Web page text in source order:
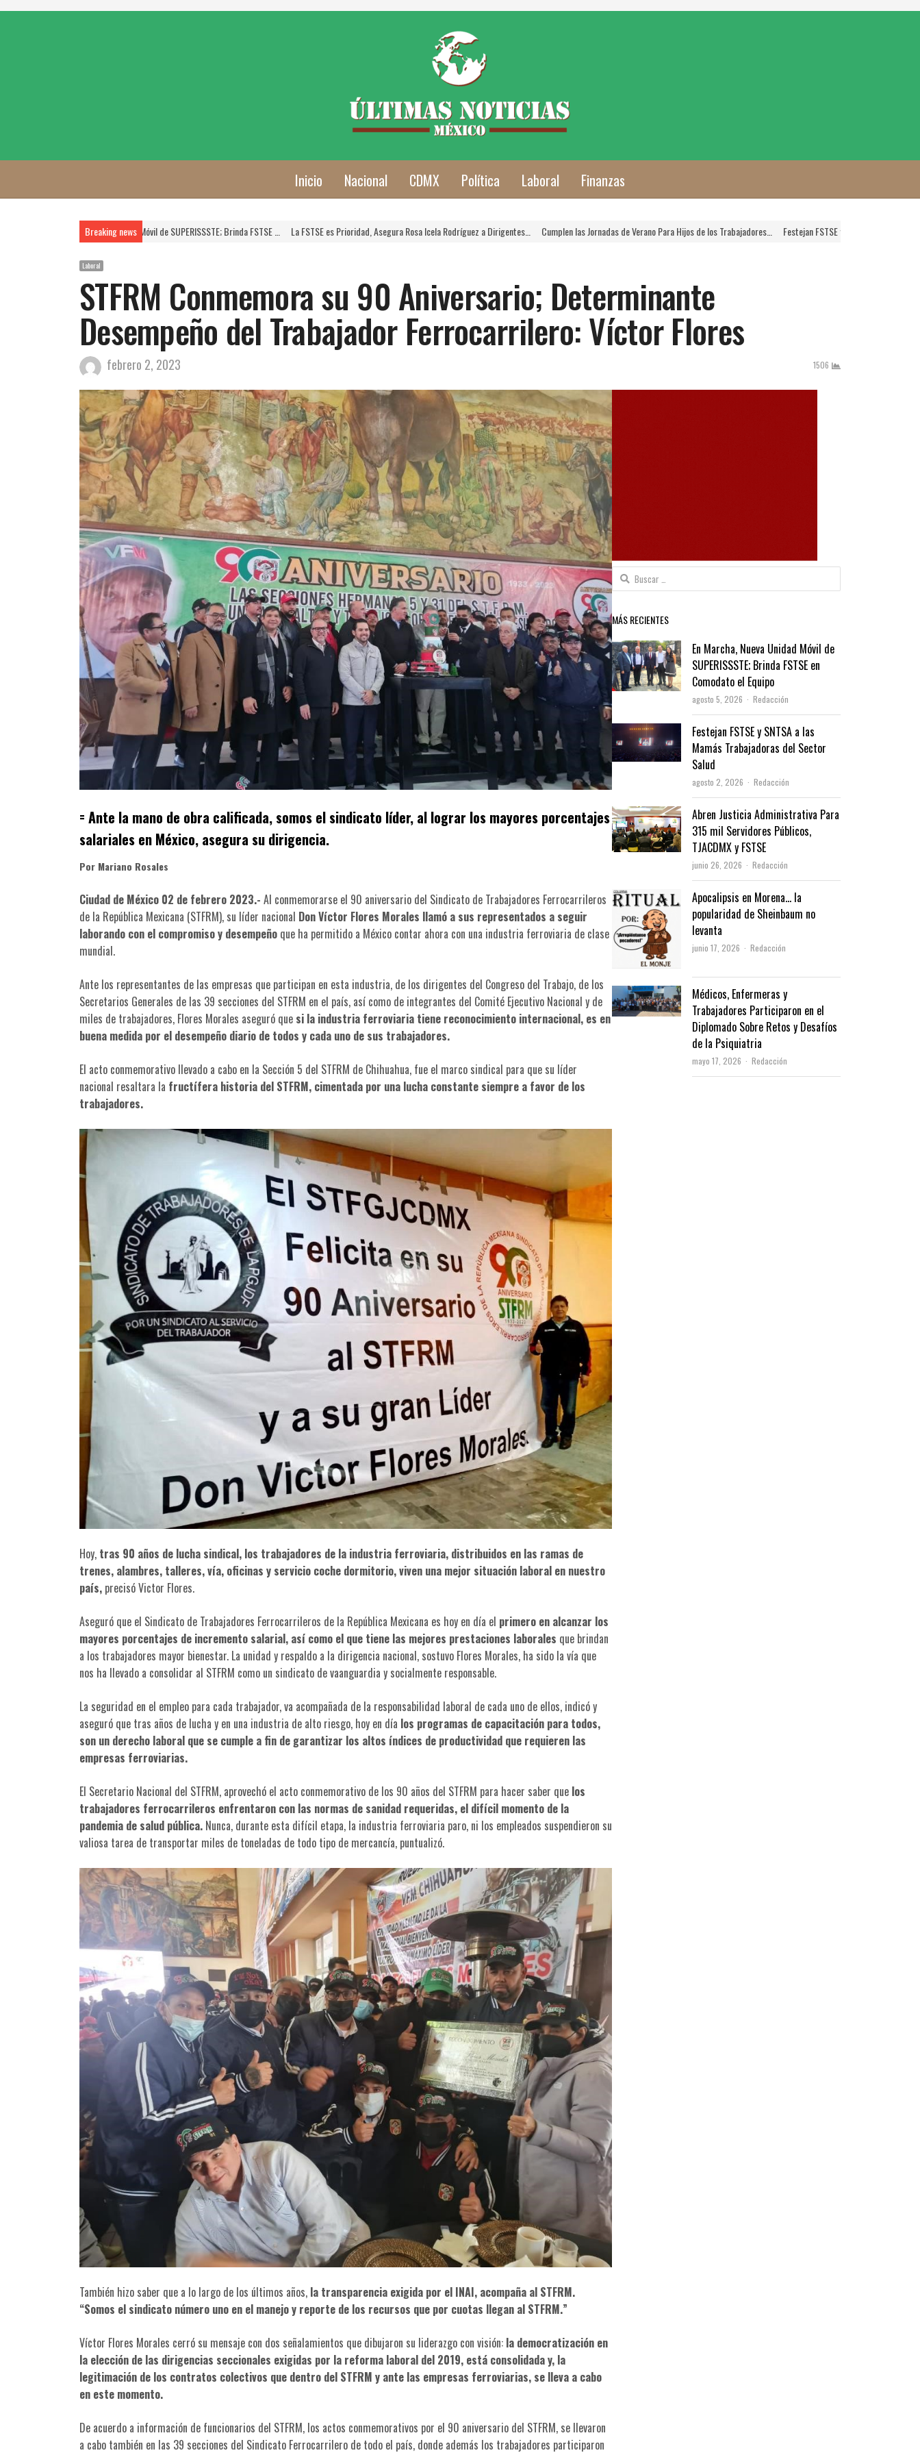
Inicio Nacional CDMX Política Laboral Finanzas
Breaking news
Unidad Móvil de SUPERISSSTE; Brinda FSTSE … La FSTSE es Prioridad, Asegura Rosa Icela Rodríguez a Dirigentes… Cumplen las Jornadas de Verano Para Hijos de los Trabajadores… Festejan FSTSE y SNTSA a las Mamás Trabajadoras del Sector…
Laboral
STFRM Conmemora su 90 Aniversario; Determinante
Desempeño del Trabajador Ferrocarrilero: Víctor Flores
febrero 2, 2023 1506
= Ante la mano de obra calificada, somos el sindicato líder, al lograr los mayores porcentajes
salariales en México, asegura su dirigencia.
Por Mariano Rosales
Ciudad de México 02 de febrero 2023.- Al conmemorarse el 90 aniversario del Sindicato de Trabajadores Ferrocarrileros
de la República Mexicana (STFRM), su líder nacional Don Víctor Flores Morales llamó a sus representados a seguir
laborando con el compromiso y desempeño que ha permitido a México contar ahora con una industria ferroviaria de clase
mundial.
Ante los representantes de las empresas que participan en esta industria, de los dirigentes del Congreso del Trabajo, de los
Secretarios Generales de las 39 secciones del STFRM en el país, así como de integrantes del Comité Ejecutivo Nacional y de
miles de trabajadores, Flores Morales aseguró que si la industria ferroviaria tiene reconocimiento internacional, es en
buena medida por el desempeño diario de todos y cada uno de sus trabajadores.
El acto conmemorativo llevado a cabo en la Sección 5 del STFRM de Chihuahua, fue el marco sindical para que su líder
nacional resaltara la fructífera historia del STFRM, cimentada por una lucha constante siempre a favor de los
trabajadores.
Hoy, tras 90 años de lucha sindical, los trabajadores de la industria ferroviaria, distribuidos en las ramas de
trenes, alambres, talleres, vía, oficinas y servicio coche dormitorio, viven una mejor situación laboral en nuestro
país, precisó Victor Flores.
Aseguró que el Sindicato de Trabajadores Ferrocarrileros de la República Mexicana es hoy en día el primero en alcanzar los
mayores porcentajes de incremento salarial, así como el que tiene las mejores prestaciones laborales que brindan
a los trabajadores mayor bienestar. La unidad y respaldo a la dirigencia nacional, sostuvo Flores Morales, ha sido la vía que
nos ha llevado a consolidar al STFRM como un sindicato de vaanguardia y socialmente responsable.
La seguridad en el empleo para cada trabajador, va acompañada de la responsabilidad laboral de cada uno de ellos, indicó y
aseguró que tras años de lucha y en una industria de alto riesgo, hoy en día los programas de capacitación para todos,
son un derecho laboral que se cumple a fin de garantizar los altos índices de productividad que requieren las
empresas ferroviarias.
El Secretario Nacional del STFRM, aprovechó el acto conmemorativo de los 90 años del STFRM para hacer saber que los
trabajadores ferrocarrileros enfrentaron con las normas de sanidad requeridas, el difícil momento de la
pandemia de salud pública. Nunca, durante esta difícil etapa, la industria ferroviaria paro, ni los empleados suspendieron su
valiosa tarea de transportar miles de toneladas de todo tipo de mercancía, puntualizó.
También hizo saber que a lo largo de los últimos años, la transparencia exigida por el INAI, acompaña al STFRM.
“Somos el sindicato número uno en el manejo y reporte de los recursos que por cuotas llegan al STFRM.”
Víctor Flores Morales cerró su mensaje con dos señalamientos que dibujaron su liderazgo con visión: la democratización en
la elección de las dirigencias seccionales exigidas por la reforma laboral del 2019, está consolidada y, la
legitimación de los contratos colectivos que dentro del STFRM y ante las empresas ferroviarias, se lleva a cabo
en este momento.
De acuerdo a información de funcionarios del STFRM, los actos conmemorativos por el 90 aniversario del STFRM, se llevaron
a cabo también en las 39 secciones del Sindicato Ferrocarrilero de todo el país, donde además los trabajadores participaron
Buscar:
MÁS RECIENTES
En Marcha, Nueva Unidad Móvil de
SUPERISSSTE; Brinda FSTSE en
Comodato el Equipo
agosto 5, 2026 Author
Redacción
Festejan FSTSE y SNTSA a las
Mamás Trabajadoras del Sector
Salud
agosto 2, 2026 Author
Redacción
Abren Justicia Administrativa Para
315 mil Servidores Públicos,
TJACDMX y FSTSE
junio 26, 2026 Author
Redacción
Apocalipsis en Morena… la
popularidad de Sheinbaum no
levanta
junio 17, 2026 Author
Redacción
Médicos, Enfermeras y
Trabajadores Participaron en el
Diplomado Sobre Retos y Desafíos
de la Psiquiatria
mayo 17, 2026 Author
Redacción